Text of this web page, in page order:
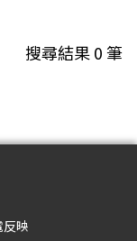
搜尋結果0筆
映